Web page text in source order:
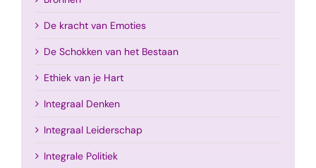
De kracht van Emoties
De Schokken van het Bestaan
Ethiek van je Hart
Integraal Denken
Integraal Leiderschap
Integrale Politiek